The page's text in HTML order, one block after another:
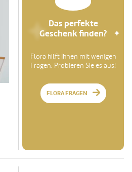
Das perfekte
Geschenk finden?
Flora hilft Ihnen mit wenigen
Fragen. Probieren Sie es aus!
FLORA FRAGEN